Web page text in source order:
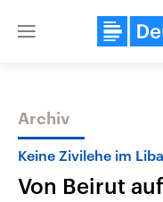
Close
Themen
Archiv
Keine Zivilehe im
Von Beirut